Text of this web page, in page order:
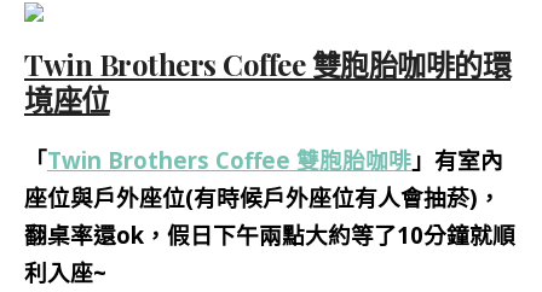
Twin Brothers Coffee 雙胞胎咖啡的環
境座位
「Twin Brothers Coffee 雙胞胎咖啡 」有室內
座位與戶外座位(有時候戶外座位有人會抽菸)，
翻桌率還ok，假日下午兩點大約等了10分鐘就順
利入座~